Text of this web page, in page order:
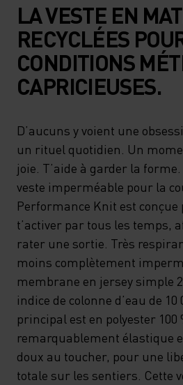
LA VESTE EN
RECYCLÉES
CONDITIONS
CAPRICIEUSES.
D’aucuns y voient une
un rituel quotidien. Un
joie. T’aide à garder la
veste imperméable pour la
Performance Knit est
t’activer par tous les temps,
rater une sortie. Très
moins complètement
membrane en jersey simple
indice de colonne d’eau de
principal est en polyester 100
remarquablement élastique
doux au toucher, pour une
totale sur les sentiers. Cette